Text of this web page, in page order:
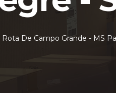
Rota De Campo Grande - MS